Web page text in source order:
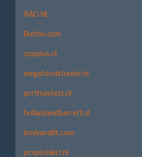
RAD NL
Butlon.com
zooplus.nl
megafoodstunter.nl
pcrthuistest.nl
hollandandbarrett.nl
bodyandfit.com
pcspecialist.nl